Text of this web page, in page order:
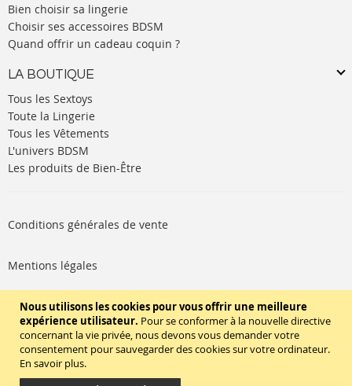
Nous utilisons les cookies pour vous offrir une meilleure
expérience utilisateur. Pour se conformer à la nouvelle directive
concernant la vie privée, nous devons vous demander votre
consentement pour sauvegarder des cookies sur votre ordinateur.
En savoir plus.
Bien choisir sa lingerie
Choisir ses accessoires BDSM
Quand offrir un cadeau coquin ?
LA BOUTIQUE
Tous les Sextoys
Toute la Lingerie
Tous les Vêtements
L'univers BDSM
Les produits de Bien-Être
Conditions générales de vente
Mentions légales
Politique de cookies
SUIVEZ-NOUS